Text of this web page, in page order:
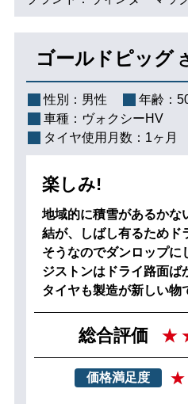
ゴールドピッグ
性別： 男性 年齢：
車種： ヴォクシーHV
タイヤ使用月数： 1ヶ月
楽しみ!
地域的に積雪があるかな
結が、しばし有るためド
そうなのでダンロップに
ジストンはドライ路面ば
タイヤも製造が新しい物
総合評価
価格満足度